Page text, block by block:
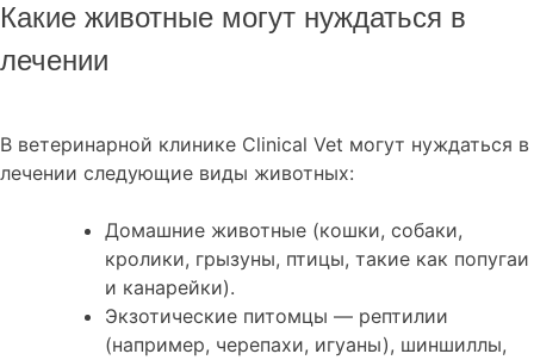
Какие животные могут нуждаться в
лечении
В ветеринарной клинике Clinical Vet могут нуждаться в
лечении следующие виды животных:
Домашние животные (кошки, собаки,
кролики, грызуны, птицы, такие как попугаи
и канарейки).
Экзотические питомцы — рептилии
(например, черепахи, игуаны), шиншиллы,